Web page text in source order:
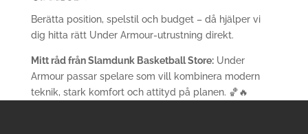
Berätta position, spelstil och budget – då hjälper vi
dig hitta rätt Under Armour-utrustning direkt.
Mitt råd från Slamdunk Basketball Store:Under
Armour passar spelare som vill kombinera modern
teknik, stark komfort och attityd på planen. 🏀🔥